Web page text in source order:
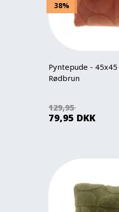
38%
Pyntepude -
Rødbrun
129,95
79,95 DKK